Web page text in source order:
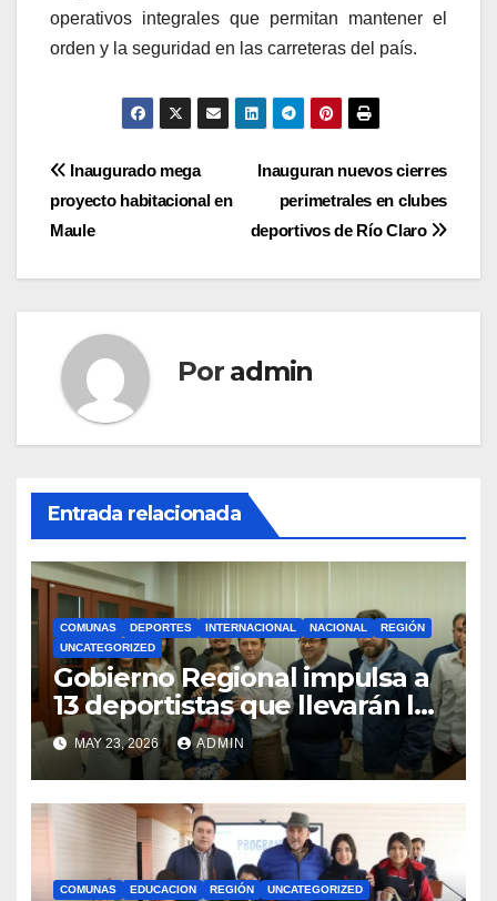
operativos integrales que permitan mantener el
orden y la seguridad en las carreteras del país.
Navegación
de
entradas
Inauguran nuevos cierres
perimetrales en clubes
deportivos de Río Claro
Inaugurado mega
proyecto habitacional en
Maule
Por admin
Entrada relacionada
COMUNAS DEPORTES INTERNACIONAL NACIONAL
REGIÓN
UNCATEGORIZED
Gobierno Regional impulsa a
13 deportistas que llevarán la
bandera maulina a
competencias
internacionales
MAY 23, 2026 ADMIN
COMUNAS EDUCACION REGIÓN UNCATEGORIZED